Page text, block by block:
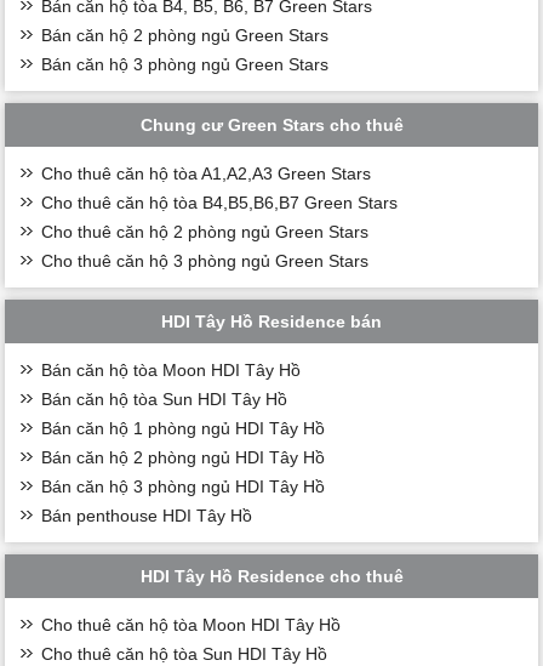
Bán căn hộ tòa B4, B5, B6, B7 Green Stars
Bán căn hộ 2 phòng ngủ Green Stars
Bán căn hộ 3 phòng ngủ Green Stars
Chung cư Green Stars cho thuê
Cho thuê căn hộ tòa A1,A2,A3 Green Stars
Cho thuê căn hộ tòa B4,B5,B6,B7 Green Stars
Cho thuê căn hộ 2 phòng ngủ Green Stars
Cho thuê căn hộ 3 phòng ngủ Green Stars
HDI Tây Hồ Residence bán
Bán căn hộ tòa Moon HDI Tây Hồ
Bán căn hộ tòa Sun HDI Tây Hồ
Bán căn hộ 1 phòng ngủ HDI Tây Hồ
Bán căn hộ 2 phòng ngủ HDI Tây Hồ
Bán căn hộ 3 phòng ngủ HDI Tây Hồ
Bán penthouse HDI Tây Hồ
HDI Tây Hồ Residence cho thuê
Cho thuê căn hộ tòa Moon HDI Tây Hồ
Cho thuê căn hộ tòa Sun HDI Tây Hồ